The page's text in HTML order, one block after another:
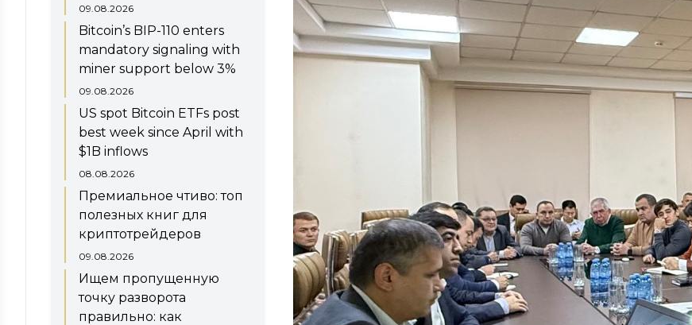
09.08.2026
Bitcoin’s BIP-110 enters
mandatory signaling with
miner support below 3%
09.08.2026
US spot Bitcoin ETFs post
best week since April with
$1B inflows
08.08.2026
Премиальное чтиво: топ
полезных книг для
криптотрейдеров
09.08.2026
Ищем пропущенную
точку разворота
правильно: как